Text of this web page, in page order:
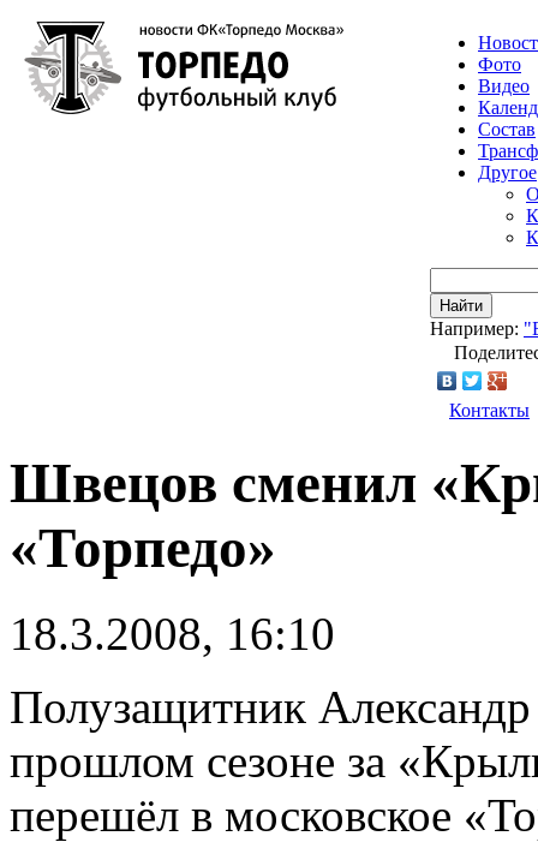
Фото
Видео
Состав
Другое
Найти
Например:
Контакты
Швецов сменил
«Торпедо»
18.3.2008, 16:10
Полузащитник
прошлом сезоне за
перешёл в московское